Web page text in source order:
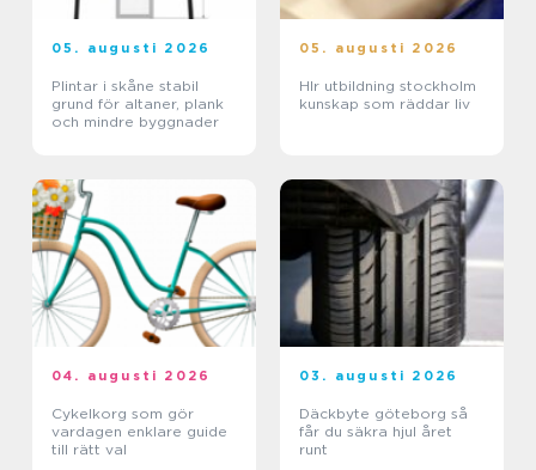
05. augusti 2026
Plintar i skåne stabil
grund för altaner, plank
och mindre byggnader
05. augusti 2026
Hlr utbildning stockholm
kunskap som räddar liv
04. augusti 2026
Cykelkorg som gör
vardagen enklare guide
till rätt val
03. augusti 2026
Däckbyte göteborg så
får du säkra hjul året
runt